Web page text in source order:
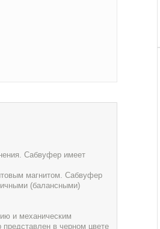
Сабвуфер имеет
магнитом. Сабвуфер
(балансными)
и механическим
в черном цвете